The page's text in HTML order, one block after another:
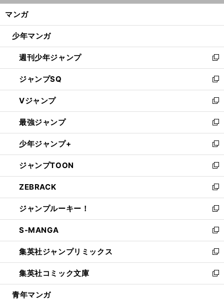
ン
ウ
開
く
マンガ
少年マンガ
週刊少年ジャンプ
新
し
い
ウ
ィ
ン
ド
ウ
で
開
く
ジャンプSQ
新
し
い
ウ
ィ
ン
ド
ウ
で
開
く
Vジャンプ
新
し
い
ウ
ィ
ン
ド
ウ
で
開
く
最強ジャンプ
新
し
い
ウ
ィ
ン
ド
ウ
で
開
く
少年ジャンプ+
新
し
い
ウ
ィ
ン
ド
ウ
で
開
く
ジャンプTOON
新
し
い
ウ
ィ
ン
ド
ウ
で
開
く
ZEBRACK
新
し
い
ウ
ィ
ン
ド
ウ
で
開
ジャンプルーキー！
新
し
い
ウ
ィ
ン
ド
ウ
S-MANGA
新
し
い
ウ
ィ
ン
集英社ジャンプリミックス
新
し
い
ウ
集英社コミック文庫
新
し
青年マンガ